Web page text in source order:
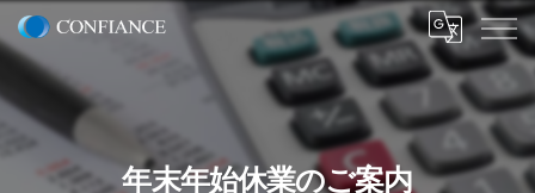
年末年始休業のご案内